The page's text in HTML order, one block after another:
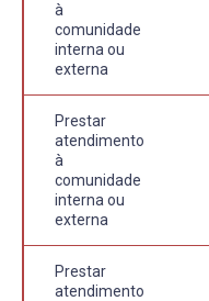
à
comunidade
interna ou
externa
Prestar
atendimento
à
comunidade
interna ou
externa
Prestar
atendimento